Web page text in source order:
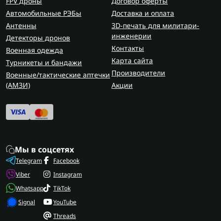
износостойкости, воздухопроницаемости и
тактильного контроля.
Как выбрать тактические перчатки?
Чтобы купить тактические перчатки, обратите
внимание на:
Назначение.
В зависимости от времени года и
Материал.
прочностью, воздухопроницаемостью и
сдавливать и не спадать.
Дополнительные опции.
уплотнений, сенсорных вставок на пальцах.
Если варежки нужны для активного
передвижения, стрельбы или работы по упору,
Автомобильные РЭБы
Антенны
Детекторы дронов
Военная одежда
Турникеты и бандажи
Военные/тактические аптечки
(AMЗИ)
Доставка и оплата
3D-печать для милитари-
инженерии
Контакты
Карта сайта
Производители
Акции
Мы в соцсетях
Telegram
Viber
Whatsapp
Signal
Facebook
Instagram
TikTok
YouTube
Threads